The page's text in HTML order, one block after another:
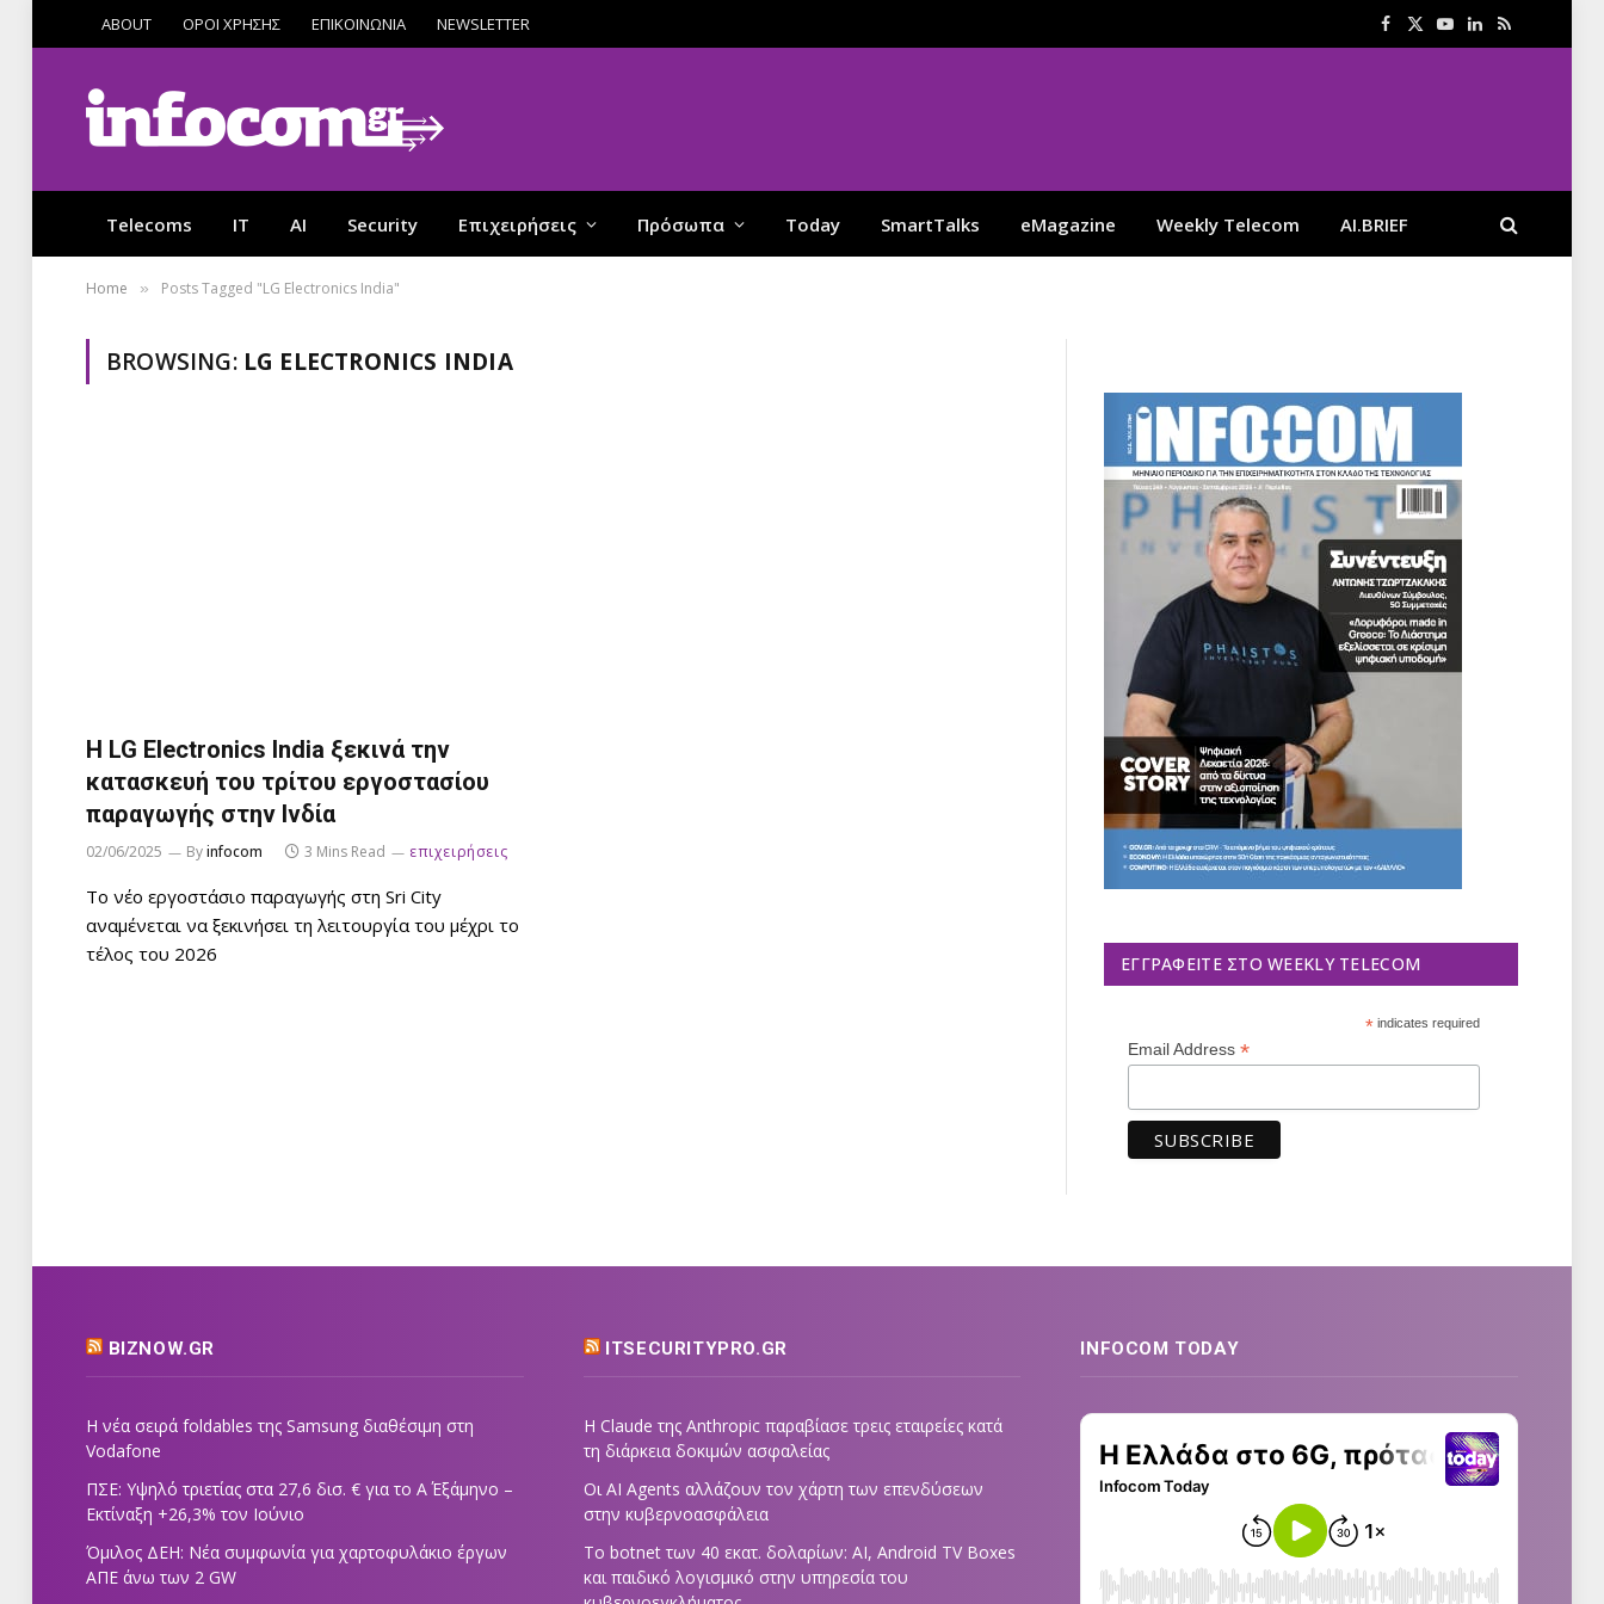
ABOUT ΟΡΟΙ ΧΡΗΣΗΣ ΕΠΙΚΟΙΝΩΝΙΑ NEWSLETTER Facebook
X
YouTube
LinkedIn
RSS
Telecoms IT AI Security Επιχειρήσεις Πρόσωπα Today SmartTalks eMagazine Weekly Telecom AI.BRIEF
Home » Posts Tagged "LG Electronics India"
BROWSING: LG ELECTRONICS INDIA
Η LG Electronics India ξεκινά την
κατασκευή του τρίτου εργοστασίου
παραγωγής στην Ινδία
02/06/2025 Byinfocom 3 Mins Read επιχειρήσεις
Το νέο εργοστάσιο παραγωγής στη Sri City
αναμένεται να ξεκινήσει τη λειτουργία του μέχρι το
τέλος του 2026
ΕΓΓΡΑΦΕΊΤΕ ΣΤΟ WEEKLY TELECOM
*indicates required
Email Address *
BIZNOW.GR
Η νέα σειρά foldables της Samsung διαθέσιμη στη
Vodafone
ΠΣΕ: Υψηλό τριετίας στα 27,6 δισ. € για το Α΄ Εξάμηνο –
Εκτίναξη +26,3% τον Ιούνιο
Όμιλος ΔΕΗ: Νέα συμφωνία για χαρτοφυλάκιο έργων
ΑΠΕ άνω των 2 GW
ITSECURITYPRO.GR
Η Claude της Anthropic παραβίασε τρεις εταιρείες κατά
τη διάρκεια δοκιμών ασφαλείας
Οι AI Agents αλλάζουν τον χάρτη των επενδύσεων
στην κυβερνοασφάλεια
Το botnet των 40 εκατ. δολαρίων: AI, Android TV Boxes
και παιδικό λογισμικό στην υπηρεσία του
INFOCOM TODAY